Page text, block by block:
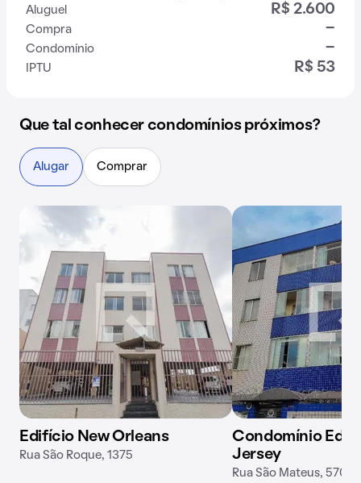
Aluguel R$ 2.600
Compra -
Condomínio -
IPTU R$ 53
Que tal conhecer condomínios próximos?
Alugar Comprar
Edifício New Orleans
Rua São Roque, 1375
Condomínio
Jersey
Rua São Mateus, 570